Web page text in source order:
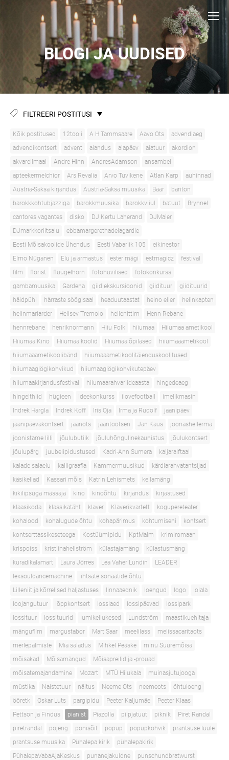
BLOGI JA UUDISED
FILTREERI POSTITUSI
Kõik postitused 12tooli A H Tammsaare Aavo Ots
advendiaeg
advendikontsert
advent aiandus aiapäev aiatuur
akordion
akvarellmaal
Andre Hinn AndresAdamson
ansambel
apteekermelchior
Ars Revalia Arvo Tuvikene Atlan Karp
auhinnad
Austria-Saksa kirjandus
Austria-Saksa muusika Baar
bariton
barokkkohtubjazziga
barokkmuusika barokkviiul batuut
Brynnel
cantores vagantes
disko DJ Kertu Laherand
DJMaier
DJmarkkoriitsalu
ebbamargerethadelagardie
Eesti Mõisakoolide Ühendus
Eesti Vabariik 105
eikinestor
Elmo Nüganen
Elu ja armastus ester mägi estmagicz
festival
film
florist flüügelhorn fotohuvilised
fotokonkurss
gambamuusika
Gardena giidiekskursioonid giidituur
giidituurid
häidpühi
härraste söögisaal headuutaastat heino eller
helinkapten
helinmariarder
Helisev Tremolo hellenittim
Henn Rebane
hennrebane
henriknormann Hiiu Folk hiiumaa
Hiiumaa ametikool
Hiiumaa Kino
Hiiumaa koolid Hiiumaa õpilased
hiiumaaametikool
hiiumaaametikoolibänd
hiiumaaametikoolitäienduskoolitused
hiiumaaglögikohvikud
hiiumaaglögikohvikutepäev
hiiumaakirjandusfestival
hiiumaarahvariideaasta
hingedeaeg
hingelthiid
hügieen ideekonkurss ilovefootball
imelikmasin
Indrek Hargla
Indrek Koff Iris Oja Irma ja Rudolf
jaanipäev
jaanipäevakontsert
jaanots jaantootsen Jan Kaus
joonashellerma
joonistame lilli
jõulubutiik jõuluhõngulinekaunistus
jõulukontsert
jõulupärg
juubelipidustused Kadri-Ann Sumera
kaijaralftaal
kalade salaelu
kalligraafia Kammermuusikud
kärdlarahvatantsijad
käsikellad
Kassari mõis Katrin Lehismets
kellamäng
kikilipsuga mässaja
kino kinoõhtu kirjandus
kirjastused
klaasikoda
klassikatäht klaver Klaverikvartett
kogupereteater
kohalood
kohalugude õhtu kohapärimus kohtumiseni
kontsert
kontserttassikeseteega
Kostüümipidu KptMalm
krimiromaan
krispoiss
kristiinahellström külastajamäng
külastusmäng
kuradikalamart
Laura Jörres Lea Vaher Lundin
LEADER
lexsouldancemachine
lihtsate sonaatide õhtu
Lilleniit ja kõrrelised haljastuses
linnaaednik loengud logo
lolala
loojangutuur
lõppkontsert lossiaed lossipäevad
lossipark
lossituur
lossituurid lumikellukesed Lundström
maastikuehitaja
mängufilm
margustabor Mart Saar meelilass
melissacaritaots
merlepalmiste
Mia saladus Mihkel Peäske
minu Suuremõisa
mõisakad
Mõisamängud
Mõisapreilid ja -prouad
mõisatemajandamine
Mozart MTÜ Hiiukala
muinasjutujooga
müstika
Naistetuur näitus Neeme Ots neemeots
õhtuloeng
ööretk
Oskar Luts pargipidu Peeter Kaljumäe
Peeter Klaas
Pettson ja Findus
pianist Piazolla piipjatuut piknik
Piret Randal
piretrandal
pojeng ponisõit popup popupkohvik
prantsuse luule
prantsuse muusika
Pühalepa kirik
pühalepakirik
PühalepaVabaAjaKeskus
punanejakuldne
punschundbratwurst